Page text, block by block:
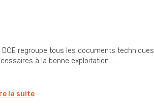
DOE regroupe tous les documents techniques
à la bonne exploitation ...
la suite